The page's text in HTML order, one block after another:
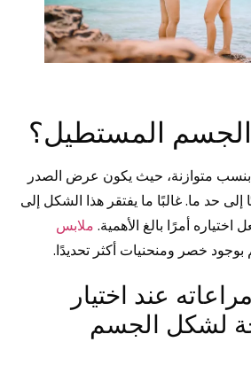
المستطيل؟
متوازنة، حيث يكون عرض الصدر
إلى حد ما. غالبًا ما يفتقر هذا الشكل إلى
أمرًا بالغ الأهمية. ملابس
بوجود خصر ومنحنيات أكثر تحديدًا.
عند اختيار
لشكل الجسم